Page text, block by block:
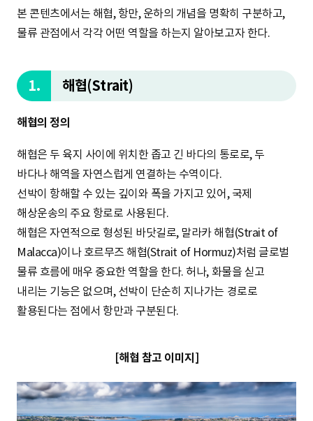
본 콘텐츠에서는 해협, 항만, 운하의 개념을 명확히 구분하고,
물류 관점에서 각각 어떤 역할을 하는지 알아보고자 한다.
1. 해협(Strait)
해협의 정의
해협은 두 육지 사이에 위치한 좁고 긴 바다의 통로로, 두
바다나 해역을 자연스럽게 연결하는 수역이다.
선박이 항해할 수 있는 깊이와 폭을 가지고 있어, 국제
해상운송의 주요 항로로 사용된다.
해협은 자연적으로 형성된 바닷길로, 말라카 해협(Strait of
Malacca)이나 호르무즈 해협(Strait of Hormuz)처럼 글로벌
물류 흐름에 매우 중요한 역할을 한다. 허나, 화물을 싣고
내리는 기능은 없으며, 선박이 단순히 지나가는 경로로
활용된다는 점에서 항만과 구분된다.
[해협 참고 이미지]